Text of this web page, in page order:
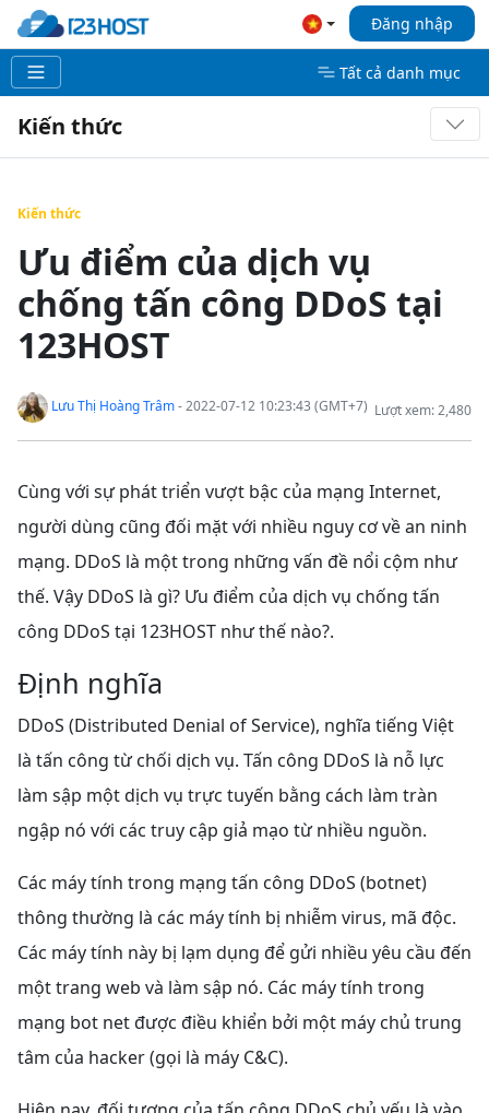
Đăng nhập
Tất cả danh mục
Kiến thức
Kiến thức
Ưu điểm của dịch vụ
chống tấn công DDoS tại
123HOST
Lượt xem: 2,480
Lưu Thị Hoàng Trâm- 2022-07-12 10:23:43 (GMT+7)
Cùng với sự phát triển vượt bậc của mạng Internet,
người dùng cũng đối mặt với nhiều nguy cơ về an ninh
mạng. DDoS là một trong những vấn đề nổi cộm như
thế. Vậy DDoS là gì? Ưu điểm của dịch vụ chống tấn
công DDoS tại 123HOST như thế nào?.
Định nghĩa
DDoS (Distributed Denial of Service), nghĩa tiếng Việt
là tấn công từ chối dịch vụ. Tấn công DDoS là nỗ lực
làm sập một dịch vụ trực tuyến bằng cách làm tràn
ngập nó với các truy cập giả mạo từ nhiều nguồn.
Các máy tính trong mạng tấn công DDoS (botnet)
thông thường là các máy tính bị nhiễm virus, mã độc.
Các máy tính này bị lạm dụng để gửi nhiều yêu cầu đến
một trang web và làm sập nó. Các máy tính trong
mạng bot net được điều khiển bởi một máy chủ trung
tâm của hacker (gọi là máy C&C).